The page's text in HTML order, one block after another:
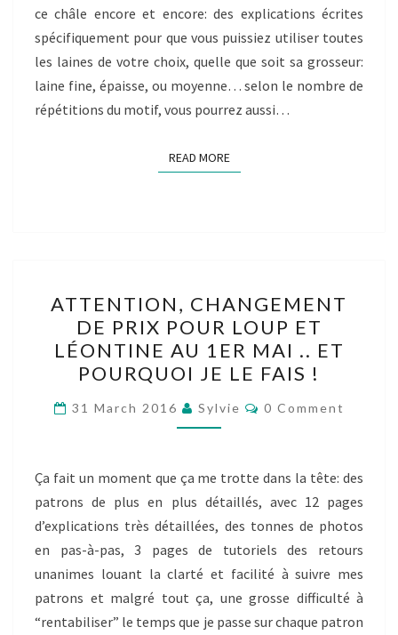
ce châle encore et encore: des explications écrites
spécifiquement pour que vous puissiez utiliser toutes
les laines de votre choix, quelle que soit sa grosseur:
laine fine, épaisse, ou moyenne… selon le nombre de
répétitions du motif, vous pourrez aussi…
READ MOREREAD MORE
CHANGEMENT
DE
PRIX
POUR
LOUP
ET
AU
1ER
MAI
..
ET
POURQUOI
JE
ATTENTION, CHANGEMENT
DE PRIX POUR LOUP ET
LÉONTINE AU 1ER MAI .. ET
POURQUOI JE LE FAIS !
31 March 2016 Sylvie Comments
0 Comment
Ça fait un moment que ça me trotte dans la tête: des
patrons de plus en plus détaillés, avec 12 pages
d’explications très détaillées, des tonnes de photos
en pas-à-pas, 3 pages de tutoriels des retours
unanimes louant la clarté et facilité à suivre mes
patrons et malgré tout ça, une grosse difficulté à
“rentabiliser” le temps que je passe sur chaque patron